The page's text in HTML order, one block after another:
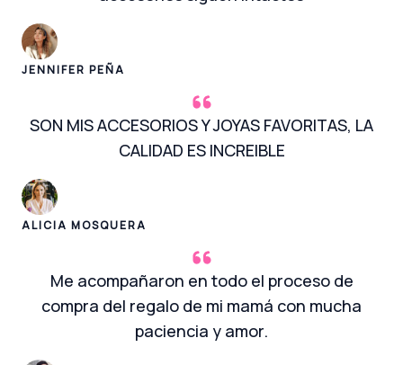
JENNIFER PEÑA
SON MIS ACCESORIOS Y JOYAS FAVORITAS, LA
CALIDAD ES INCREIBLE
ALICIA MOSQUERA
Me acompañaron en todo el proceso de
compra del regalo de mi mamá con mucha
paciencia y amor.